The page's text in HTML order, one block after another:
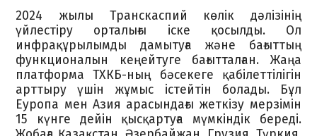
2024 жылы Транскаспий көлік дәлізінің
үйлестіру орталығы іске қосылды. Ол
инфрақұрылымды дамытуға және бағыттың
функционалын кеңейтуге бағытталған. Жаңа
платформа ТХКБ-ның бәсекеге қабілеттілігін
арттыру үшін жұмыс істейтін болады. Бұл
Еуропа мен Азия арасындағы жеткізу мерзімін
15 күнге дейін қысқартуға мүмкіндік береді.